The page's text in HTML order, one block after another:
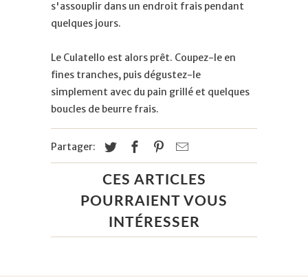
s'assouplir dans un endroit frais pendant
quelques jours.
Le Culatello est alors prêt. Coupez-le en
fines tranches, puis dégustez-le
simplement avec du pain grillé et quelques
boucles de beurre frais.
Partager:
CES ARTICLES
POURRAIENT VOUS
INTÉRESSER